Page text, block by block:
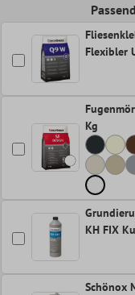
Flexibler
Kg
KH FIX
Schönox